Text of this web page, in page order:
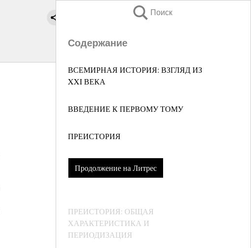
Поиск
Содержание
ВСЕМИРНАЯ ИСТОРИЯ: ВЗГЛЯД ИЗ
XXI ВЕКА
ВВЕДЕНИЕ К ПЕРВОМУ ТОМУ
ПРЕИСТОРИЯ
Продолжение на Литрес
ПРЕИСТОРИЯ: ОБЩАЯ
ХАРАКТЕРИСТИКА И
ПЕРИОДИЗАЦИЯ